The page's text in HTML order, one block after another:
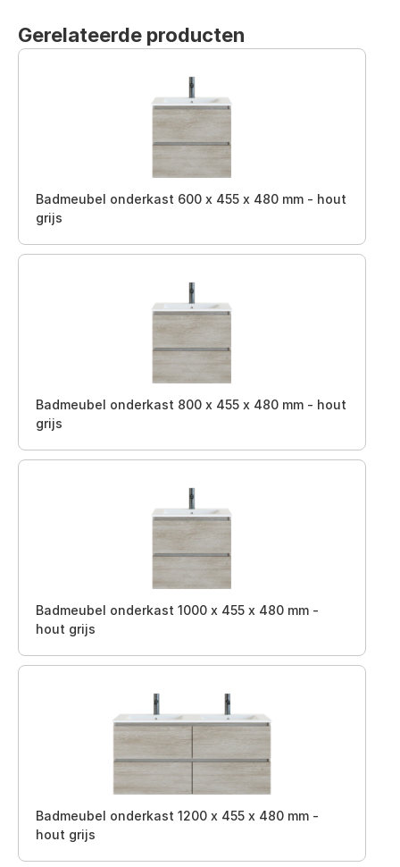
Gerelateerde producten
Badmeubel onderkast 600 x 455 x 480 mm - hout
grijs
Badmeubel onderkast 800 x 455 x 480 mm - hout
grijs
Badmeubel onderkast 1000 x 455 x 480 mm -
hout grijs
Badmeubel onderkast 1200 x 455 x 480 mm -
hout grijs